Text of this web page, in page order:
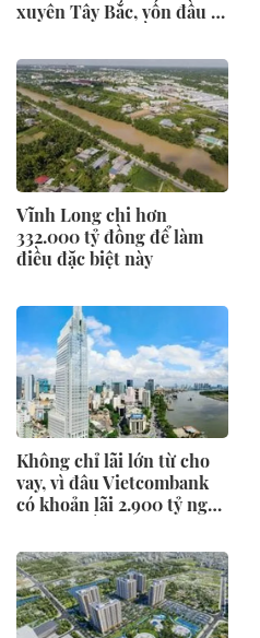
xuyên Tây Bắc, vốn đầu tư
Vĩnh Long chi hơn
332.000 tỷ đồng để làm
điều đặc biệt này
Không chỉ lãi lớn từ cho
vay, vì đâu Vietcombank
có khoản lãi 2.900 tỷ ngay
35 tầng đắc địa hàng đầu
phường Sài Gòn?